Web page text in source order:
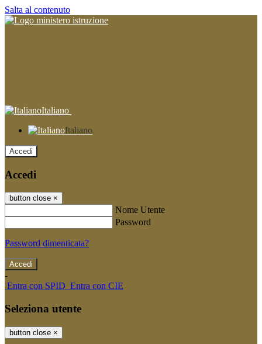
Salta al contenuto
Italiano
Italiano
Accedi
Accedi
button close ×
Nome Utente
Password
Password dimenticata?
-
Entra con SPID Entra con CIE
Seleziona utente
button close ×